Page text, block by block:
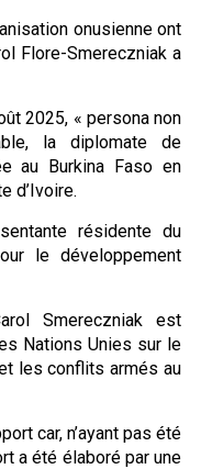
onusienne ont
Flore-Smereczniak a
2025, « persona non
la diplomate de
au Burkina Faso en
d’Ivoire.
résidente du
le développement
Smereczniak est
Nations Unies sur le
les conflits armés au
car, n’ayant pas été
a été élaboré par une